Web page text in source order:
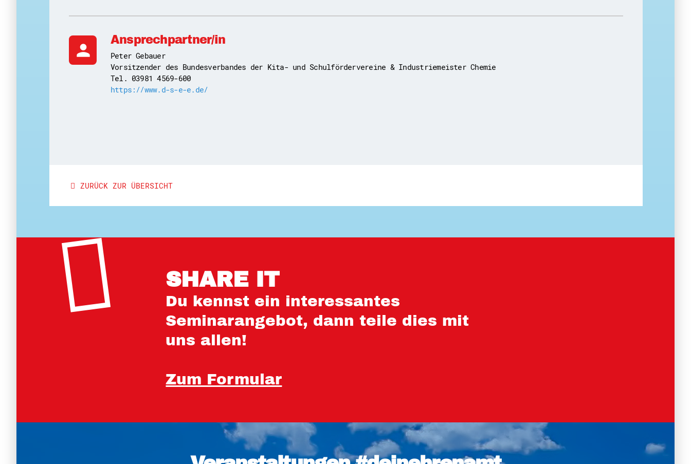
person
Ansprechpartner/in
Peter Gebauer
Vorsitzender des Bundesverbandes der Kita- und Schulfördervereine & Industriemeister Chemie
Tel. 03981 4569-600
https://www.d-s-e-e.de/
ZURÜCK ZUR ÜBERSICHT
SHARE IT
Du kennst ein interessantes
Seminarangebot, dann teile dies mit
uns allen!
Zum Formular